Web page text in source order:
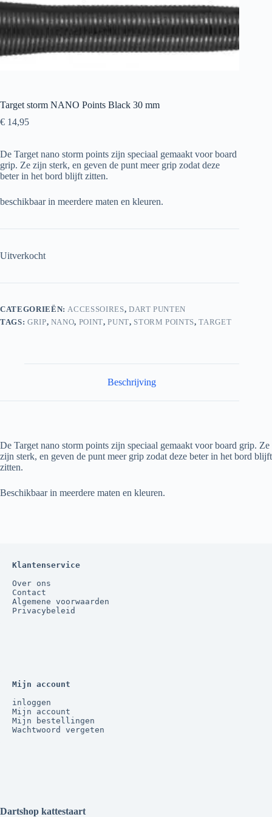
Target storm NANO Points Black 30 mm
€ 14,95
De Target nano storm points zijn speciaal gemaakt voor board
grip. Ze zijn sterk, en geven de punt meer grip zodat deze
beter in het bord blijft zitten.
beschikbaar in meerdere maten en kleuren.
Uitverkocht
CATEGORIEËN:ACCESSOIRES, DART PUNTEN
TAGS: GRIP, NANO, POINT,PUNT, STORM POINTS,TARGET
Beschrijving
De Target nano storm points zijn speciaal gemaakt voor board grip. Ze
zijn sterk, en geven de punt meer grip zodat deze beter in het bord blijft
zitten.
Beschikbaar in meerdere maten en kleuren.
Klantenservice
Over ons
Contact
Algemene voorwaarden
Privacybeleid
Mijn account
inloggen
Mijn account
Mijn bestellingen
Wachtwoord vergeten
Dartshop kattestaart